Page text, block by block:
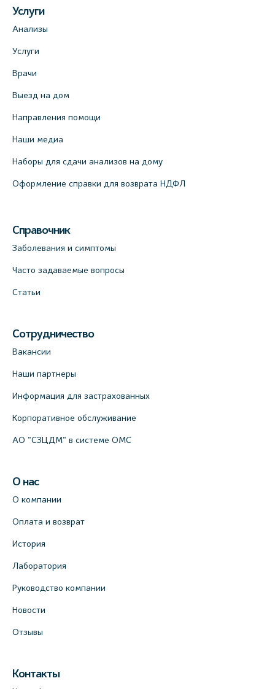
Услуги
Анализы
Услуги
Врачи
Выезд на дом
Направления помощи
Наши медиа
Наборы для сдачи анализов на дому
Оформление справки для возврата НДФЛ
Справочник
Заболевания и симптомы
Часто задаваемые вопросы
Статьи
Сотрудничество
Вакансии
Наши партнеры
Информация для застрахованных
Корпоративное обслуживание
АО "СЗЦДМ" в системе ОМС
О нас
О компании
Оплата и возврат
История
Лаборатория
Руководство компании
Новости
Отзывы
Контакты